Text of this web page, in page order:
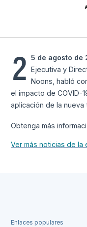
2
5 de agosto de
Ejecutiva y
Noons, habló
el impacto de COVID-
aplicación de la
Obtenga más
Ver más noticias de la
Enlaces populares